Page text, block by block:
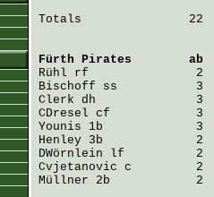
Totals               22
Fürth Pirates
ab
Rühl
Bischoff
Clerk
CDresel
Younis
Henley
DWörnlein
Cvjetanovic
Müllner 2b            2